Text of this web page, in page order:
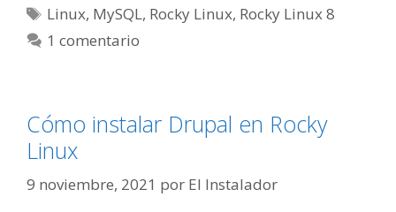
Etiquetas
Linux, MySQL, Rocky Linux, Rocky Linux 8
1 comentario
Cómo instalar Drupal en Rocky
Linux
9 noviembre, 2021 por El Instalador